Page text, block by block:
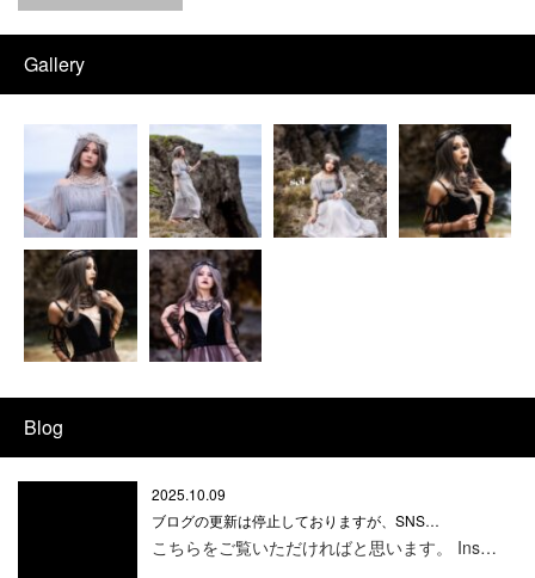
Gallery
Blog
2025.10.09
ブログの更新は停止しておりますが、SNS…
こちらをご覧いただければと思います。 Ins…